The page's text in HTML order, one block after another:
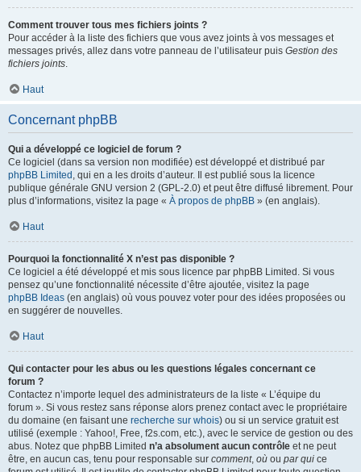
Comment trouver tous mes fichiers joints ?
Pour accéder à la liste des fichiers que vous avez joints à vos messages et
messages privés, allez dans votre panneau de l’utilisateur puis Gestion des
fichiers joints.
Haut
Concernant phpBB
Qui a développé ce logiciel de forum ?
Ce logiciel (dans sa version non modifiée) est développé et distribué par
phpBB Limited , qui en a les droits d’auteur. Il est publié sous la licence
publique générale GNU version 2 (GPL-2.0) et peut être diffusé librement. Pour
plus d’informations, visitez la page « À propos de phpBB » (en anglais).
Haut
Pourquoi la fonctionnalité X n’est pas disponible ?
Ce logiciel a été développé et mis sous licence par phpBB Limited. Si vous
pensez qu’une fonctionnalité nécessite d’être ajoutée, visitez la page
phpBB Ideas (en anglais) où vous pouvez voter pour des idées proposées ou
en suggérer de nouvelles.
Haut
Qui contacter pour les abus ou les questions légales concernant ce
forum ?
Contactez n’importe lequel des administrateurs de la liste « L’équipe du
forum ». Si vous restez sans réponse alors prenez contact avec le propriétaire
du domaine (en faisant une recherche sur whois) ou si un service gratuit est
utilisé (exemple : Yahoo!, Free, f2s.com, etc.), avec le service de gestion ou des
abus. Notez que phpBB Limited n’a absolument aucun contrôle et ne peut
être, en aucun cas, tenu pour responsable sur comment, où ou par qui ce